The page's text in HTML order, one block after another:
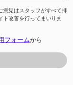
意見はスタッフがすべて拝
ト改善を行ってまいりま
フォームから